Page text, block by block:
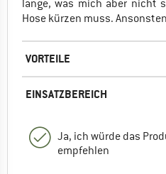
lange, was mich aber nicht
Hose kürzen muss.
VORTEILE
EINSATZBEREICH
Ja, ich würde das
empfehlen